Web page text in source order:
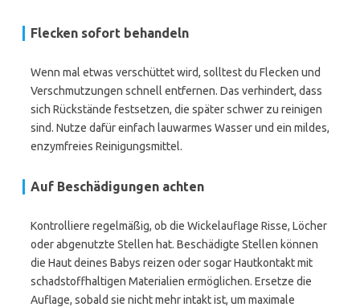
Flecken sofort behandeln
Wenn mal etwas verschüttet wird, solltest du Flecken und
Verschmutzungen schnell entfernen. Das verhindert, dass
sich Rückstände festsetzen, die später schwer zu reinigen
sind. Nutze dafür einfach lauwarmes Wasser und ein mildes,
enzymfreies Reinigungsmittel.
Auf Beschädigungen achten
Kontrolliere regelmäßig, ob die Wickelauflage Risse, Löcher
oder abgenutzte Stellen hat. Beschädigte Stellen können
die Haut deines Babys reizen oder sogar Hautkontakt mit
schadstoffhaltigen Materialien ermöglichen. Ersetze die
Auflage, sobald sie nicht mehr intakt ist, um maximale